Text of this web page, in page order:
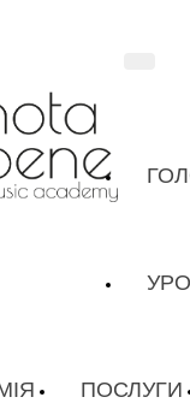
ПОСЛУГИ